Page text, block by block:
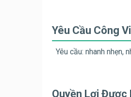
Yêu Cầu Công
Yêu cầu: nhanh nhẹn,
Quyền Lợi Được